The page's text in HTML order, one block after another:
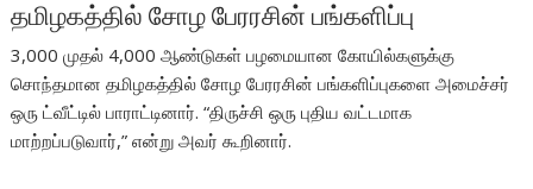
தமிழகத்தில் சோழ பேரரசின் பங்களிப்பு
3,000 முதல் 4,000 ஆண்டுகள் பழமையான கோயில்களுக்கு
சொந்தமான தமிழகத்தில் சோழ பேரரசின் பங்களிப்புகளை அமைச்சர்
ஒரு ட்வீட்டில் பாராட்டினார். “திருச்சி ஒரு புதிய வட்டமாக
மாற்றப்படுவார்,” என்று அவர் கூறினார்.